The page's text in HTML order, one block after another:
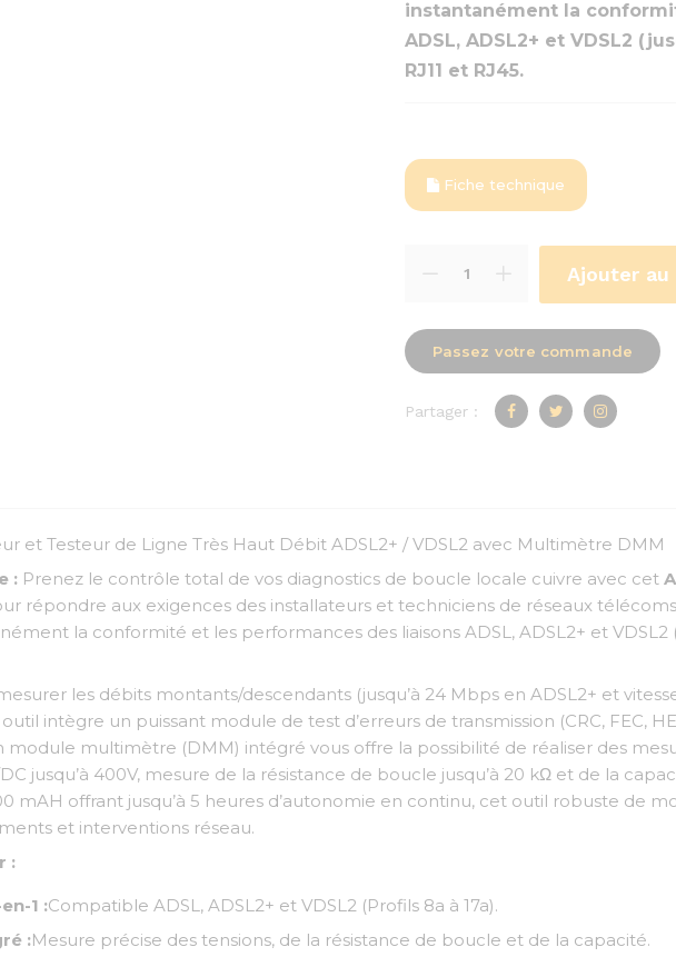
instantanément la
ADSL, ADSL2+ et VDSL2
RJ11 et RJ45.
Fiche technique
Ajouter au
Passez votre commande
Partager :
et Testeur de Ligne Très Haut Débit ADSL2+ / VDSL2 avec Multimètre DMM
: Prenez le contrôle total de vos diagnostics de boucle locale cuivre avec cet
répondre aux exigences des installateurs et techniciens de réseaux
la conformité et les performances des liaisons ADSL, ADSL2+ et VDSL2
les débits montants/descendants (jusqu’à 24 Mbps en ADSL2+ et
intègre un puissant module de test d’erreurs de transmission (CRC, FEC,
module multimètre (DMM) intégré vous offre la possibilité de réaliser des
jusqu’à 400V, mesure de la résistance de boucle jusqu’à 20 kΩ et de la
mAH offrant jusqu’à 5 heures d’autonomie en continu, cet outil robuste de
et interventions réseau.
:
1 :Compatible ADSL, ADSL2+ et VDSL2 (Profils 8a à 17a).
:Mesure précise des tensions, de la résistance de boucle et de la capacité.